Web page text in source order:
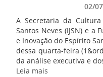
02/
A Secretaria da
Santos Neves (IJSN) e a
e Inovação do Espírito
dessa quarta-feira
da análise executiva e
Leia mais